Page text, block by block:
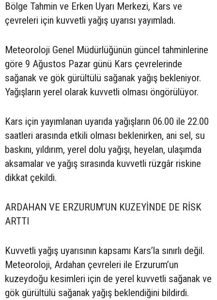
Bölge Tahmin ve Erken Uyarı Merkezi, Kars ve
çevreleri için kuvvetli yağış uyarısı yayımladı.
Meteoroloji Genel Müdürlüğünün güncel tahminlerine
göre 9 Ağustos Pazar günü Kars çevrelerinde
sağanak ve gök gürültülü sağanak yağış bekleniyor.
Yağışların yerel olarak kuvvetli olması öngörülüyor.
Kars için yayımlanan uyarıda yağışların 06.00 ile 22.00
saatleri arasında etkili olması beklenirken, ani sel, su
baskını, yıldırım, yerel dolu yağışı, heyelan, ulaşımda
aksamalar ve yağış sırasında kuvvetli rüzgâr riskine
dikkat çekildi.
ARDAHAN VE ERZURUM’UN KUZEYİNDE DE RİSK
ARTTI
Kuvvetli yağış uyarısının kapsamı Kars’la sınırlı değil.
Meteoroloji, Ardahan çevreleri ile Erzurum’un
kuzeydoğu kesimleri için de yerel kuvvetli sağanak ve
gök gürültülü sağanak yağış beklendiğini bildirdi.